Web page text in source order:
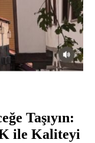
Taşıyın:
ile Kaliteyi